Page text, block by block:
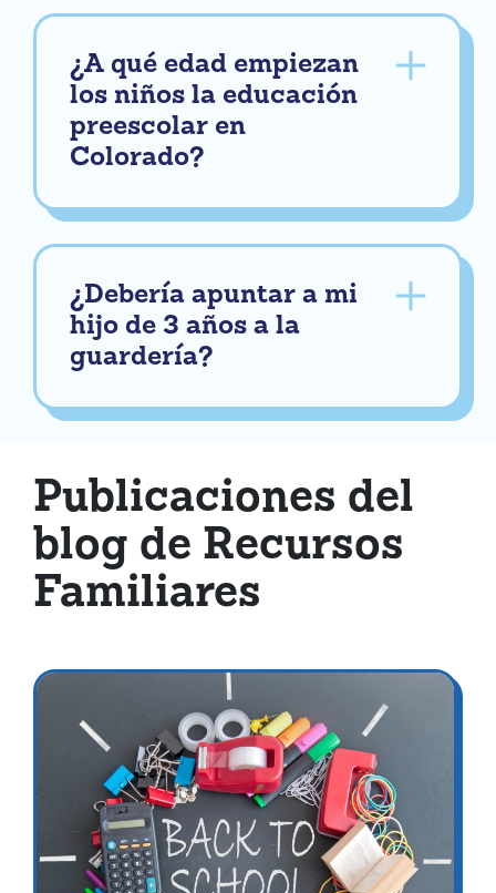
¿A qué edad empiezan
los niños la educación
preescolar en
Colorado?
¿Debería apuntar a mi
hijo de 3 años a la
guardería?
Publicaciones del
blog de Recursos
Familiares